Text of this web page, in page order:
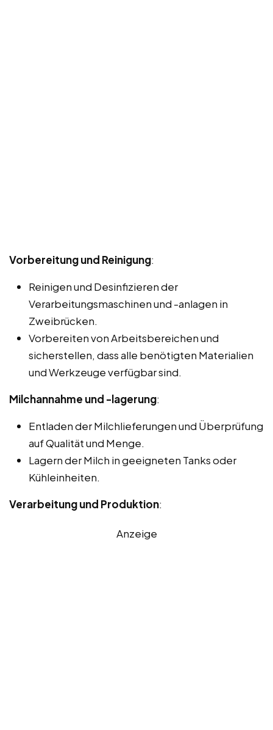
Vorbereitung und Reinigung:
Reinigen und Desinfizieren der
Verarbeitungsmaschinen und -anlagen in
Zweibrücken.
Vorbereiten von Arbeitsbereichen und
sicherstellen, dass alle benötigten Materialien
und Werkzeuge verfügbar sind.
Milchannahme und -lagerung:
Entladen der Milchlieferungen und Überprüfung
auf Qualität und Menge.
Lagern der Milch in geeigneten Tanks oder
Kühleinheiten.
Verarbeitung und Produktion:
Anzeige